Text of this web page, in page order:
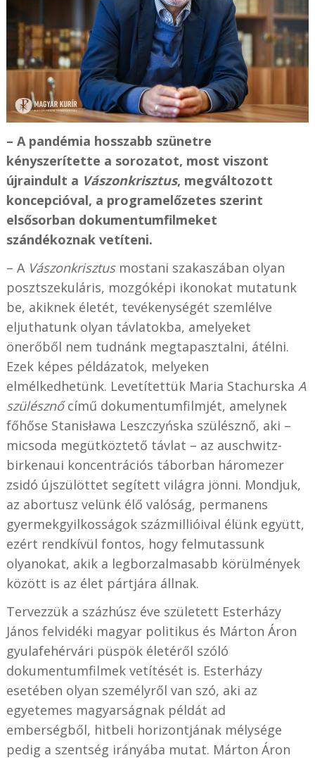
– A pandémia hosszabb szünetre
kényszerítette a sorozatot, most viszont
újraindult a Vászonkrisztus, megváltozott
koncepcióval, a programelőzetes szerint
elsősorban dokumentumfilmeket
szándékoznak vetíteni.
– A Vászonkrisztusmostani szakaszában olyan
posztszekuláris, mozgóképi ikonokat mutatunk
be, akiknek életét, tevékenységét szemlélve
eljuthatunk olyan távlatokba, amelyeket
önerőből nem tudnánk megtapasztalni, átélni.
Ezek képes példázatok, melyeken
elmélkedhetünk. Levetítettük Maria Stachurska A
szülésznőcímű dokumentumfilmjét, amelynek
főhőse Stanisława Leszczyńska szülésznő, aki –
micsoda megütköztető távlat – az auschwitz-
birkenaui koncentrációs táborban háromezer
zsidó újszülöttet segített világra jönni. Mondjuk,
az abortusz velünk élő valóság, permanens
gyermekgyilkosságok százmillióival élünk együtt,
ezért rendkívül fontos, hogy felmutassunk
olyanokat, akik a legborzalmasabb körülmények
között is az élet pártjára állnak.
Tervezzük a százhúsz éve született Esterházy
János felvidéki magyar politikus és Márton Áron
gyulafehérvári püspök életéről szóló
dokumentumfilmek vetítését is. Esterházy
esetében olyan személyről van szó, aki az
egyetemes magyarságnak példát ad
emberségből, hitbeli horizontjának mélysége
pedig a szentség irányába mutat. Márton Áron